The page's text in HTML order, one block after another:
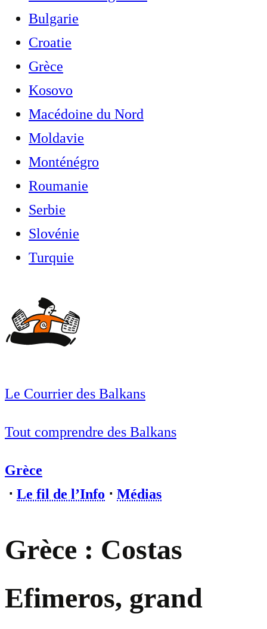
Bulgarie
Croatie
Grèce
Kosovo
Macédoine du Nord
Moldavie
Monténégro
Roumanie
Serbie
Slovénie
Turquie
Le Courrier des Balkans
Tout comprendre des Balkans
Grèce
⋅ Le fil de l’Info ⋅ Médias
Grèce : Costas
Efimeros, grand